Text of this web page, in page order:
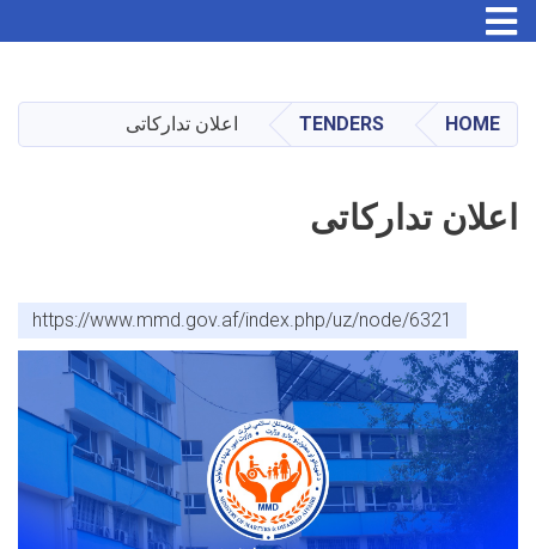
main
content
HOME
TENDERS اعلان تدارکاتی
اعلان تدارکاتی
https://www.mmd.gov.af/index.php/uz/node/6321